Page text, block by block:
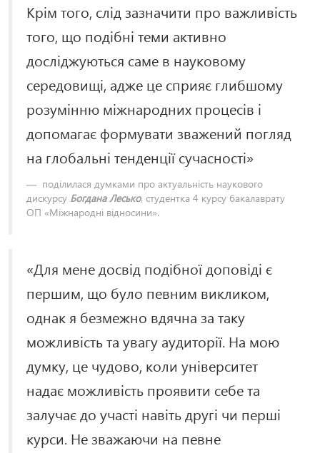
Крім того, слід зазначити про важливість
того, що подібні теми активно
досліджуються саме в науковому
середовищі, адже це сприяє глибшому
розумінню міжнародних процесів і
допомагає формувати зважений погляд
на глобальні тенденції сучасності»
поділилася думками про актуальність наукового
дискурсу Богдана Лесько, студентка 4 курсу бакалаврату
ОП «Міжнародні відносини».
«Для мене досвід подібної доповіді є
першим, що було певним викликом,
однак я безмежно вдячна за таку
можливість та увагу аудиторії. На мою
думку, це чудово, коли університет
надає можливість проявити себе та
залучає до участі навіть другі чи перші
курси. Не зважаючи на певне